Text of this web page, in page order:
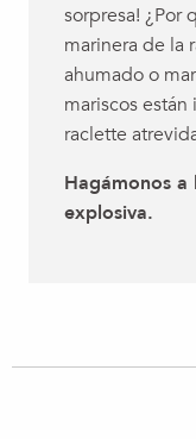
sorpresa! ¿Por
marinera de la
ahumado o
mariscos
raclette
Hagámonos
explosiva.